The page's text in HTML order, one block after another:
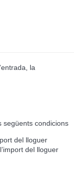
la
següents condicions
del lloguer
del lloguer